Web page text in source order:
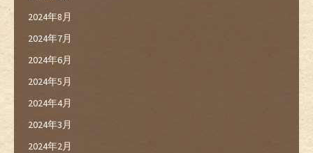
2024年8月
2024年7月
2024年6月
2024年5月
2024年4月
2024年3月
2024年2月